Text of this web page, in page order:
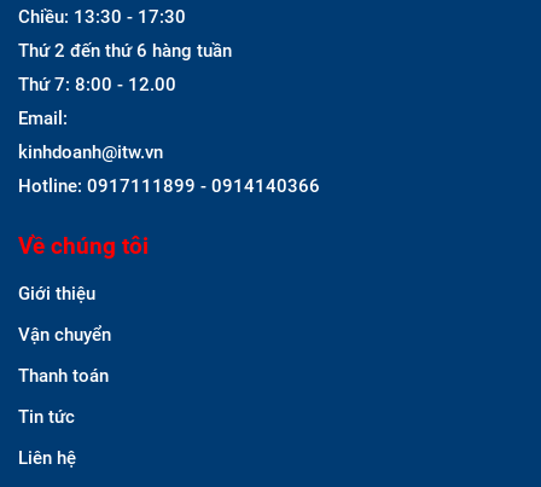
Chiều: 13:30 - 17:30
Thứ 2 đến thứ 6 hàng tuần
Thứ 7: 8:00 - 12.00
Email:
kinhdoanh@itw.vn
Hotline: 0917111899 - 0914140366
Về chúng tôi
Giới thiệu
Vận chuyển
Thanh toán
Tin tức
Liên hệ